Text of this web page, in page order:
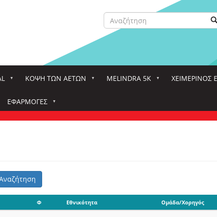
Search
Αναζήτηση
ΚΌΨΗ ΤΩΝ ΑΕΤΏΝ MELINDRA 5K ΧΕΙΜΕΡΙΝΟΣ
ΕΦΑΡΜΟΓΈΣ
Φ Εθνικότητα Ομάδα/Χορηγός